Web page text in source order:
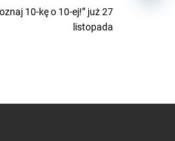
10-kę o 10-ej!” już 27
listopada